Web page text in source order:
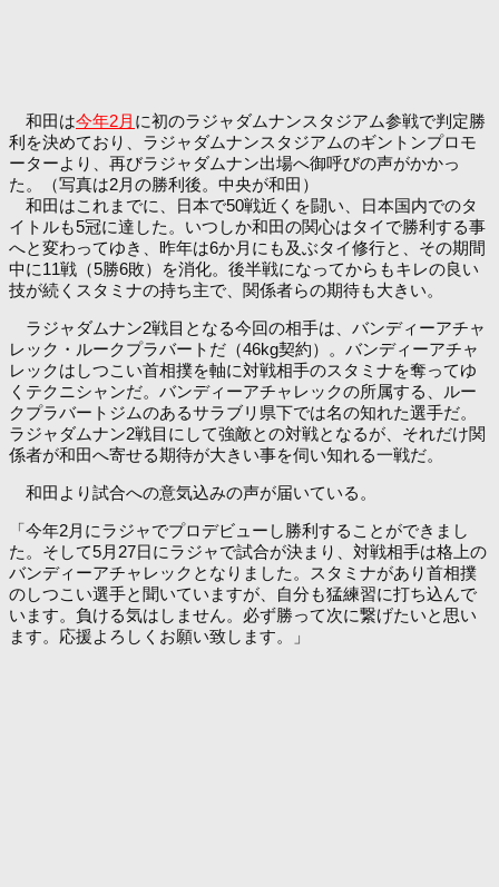
和田は今年2月 に初のラジャダムナンスタジアム参戦で判定勝
利を決めており、ラジャダムナンスタジアムのギントンプロモ
ーターより、再びラジャダムナン出場へ御呼びの声がかかっ
た。（写真は2月の勝利後。中央が和田）
和田はこれまでに、日本で50戦近くを闘い、日本国内でのタ
イトルも5冠に達した。いつしか和田の関心はタイで勝利する事
へと変わってゆき、昨年は6か月にも及ぶタイ修行と、その期間
中に11戦（5勝6敗）を消化。後半戦になってからもキレの良い
技が続くスタミナの持ち主で、関係者らの期待も大きい。
ラジャダムナン2戦目となる今回の相手は、バンディーアチャ
レック・ルークプラバートだ（46kg契約）。バンディーアチャ
レックはしつこい首相撲を軸に対戦相手のスタミナを奪ってゆ
くテクニシャンだ。バンディーアチャレックの所属する、ルー
クプラバートジムのあるサラブリ県下では名の知れた選手だ。
ラジャダムナン2戦目にして強敵との対戦となるが、それだけ関
係者が和田へ寄せる期待が大きい事を伺い知れる一戦だ。
和田より試合への意気込みの声が届いている。
「今年2月にラジャでプロデビューし勝利することができまし
た。そして5月27日にラジャで試合が決まり、対戦相手は格上の
バンディーアチャレックとなりました。スタミナがあり首相撲
のしつこい選手と聞いていますが、自分も猛練習に打ち込んで
います。負ける気はしません。必ず勝って次に繋げたいと思い
ます。応援よろしくお願い致します。」